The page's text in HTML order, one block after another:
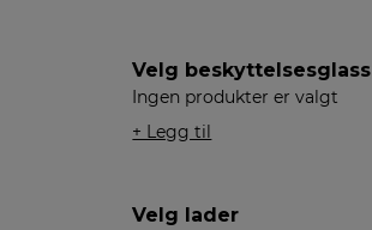
Velg beskyttelsesglass
Ingen produkter er valgt
+ Legg til
Velg lader